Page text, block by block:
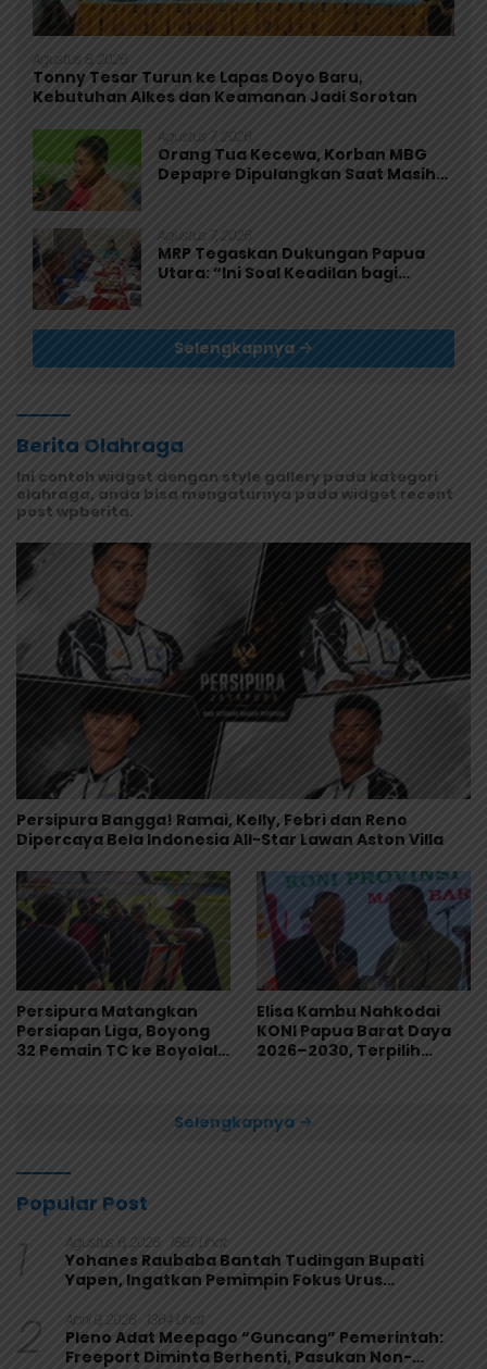
Agustus 8, 2026
Tonny Tesar Turun ke Lapas Doyo Baru,
Kebutuhan Alkes dan Keamanan Jadi Sorotan
Agustus 7, 2026
Orang Tua Kecewa, Korban MBG
Depapre Dipulangkan Saat Masih
Agustus 7, 2026
MRP Tegaskan Dukungan Papua
Utara: “Ini Soal Keadilan bagi
Selengkapnya
Berita Olahraga
Ini contoh widget dengan style gallery pada kategori
olahraga, anda bisa mengaturnya pada widget recent
post wpberita.
Persipura Bangga! Ramai, Kelly, Febri dan Reno
Dipercaya Bela Indonesia All-Star Lawan Aston Villa
Persipura Matangkan
Persiapan Liga, Boyong
32 Pemain TC ke Boyolali
Elisa Kambu Nahkodai
KONI Papua Barat Daya
2026–2030, Terpilih
Selengkapnya
Popular Post
1 Agustus 6, 2026 1887 Lihat
Yohanes Raubaba Bantah Tudingan Bupati
Yapen, Ingatkan Pemimpin Fokus Urus
2 April 9, 2026 1364 Lihat
Pleno Adat Meepago “Guncang” Pemerintah:
Freeport Diminta Berhenti, Pasukan Non-